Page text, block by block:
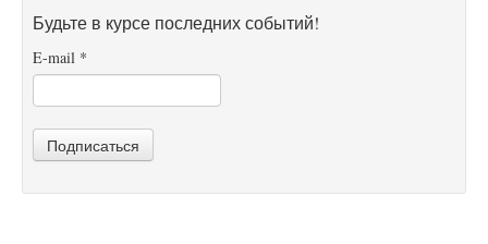
Будьте в курсе последних событий!
E-mail *
Подписаться